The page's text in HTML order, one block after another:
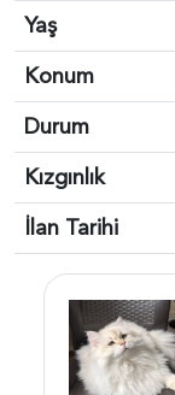
Yaş
Konum
Durum
Kızgınlık
İlan Tarihi